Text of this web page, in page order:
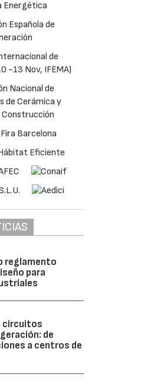
reglamento
para
circuitos
de
a centros de